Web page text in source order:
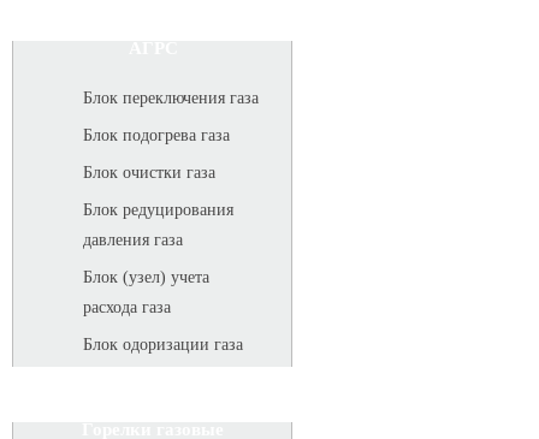
Блок переключения газа
Блок подогрева газа
Блок очистки газа
Блок редуцирования
давления газа
Блок (узел) учета
расхода газа
Блок одоризации газа